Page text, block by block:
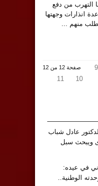
التهرب من دفع
انذارات وجهتها
منهم ...
صفحة 12 من 12
9
10
11
عادل شباب
ويبحث سبل
في عيده:
الوطنية..